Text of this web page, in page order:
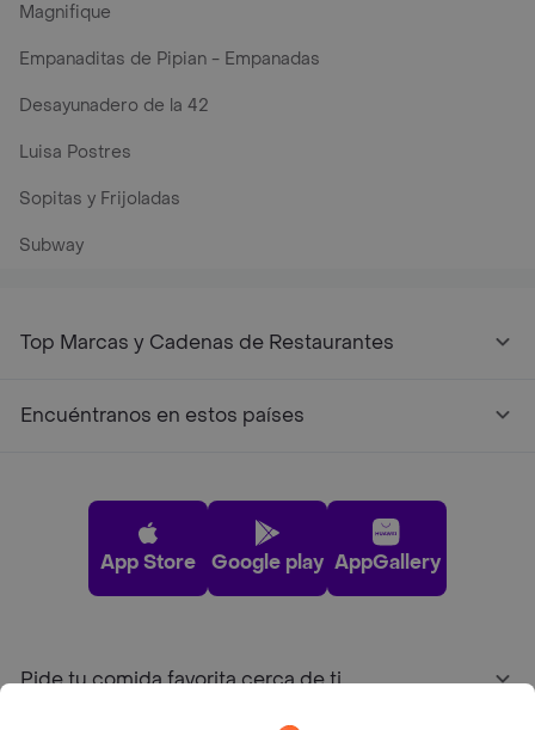
Magnifique
Empanaditas de Pipian - Empanadas
Desayunadero de la 42
Luisa Postres
Sopitas y Frijoladas
Subway
Top Marcas y Cadenas de Restaurantes
Encuéntranos en estos países
App Store Google play AppGallery
Pide tu comida favorita cerca de ti